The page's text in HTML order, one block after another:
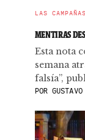
LAS
MENTIRAS
Esta nota
semana
falsía”,
POR